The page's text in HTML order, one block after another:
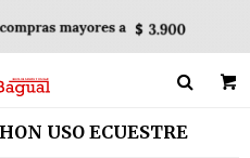
USO ECUESTRE